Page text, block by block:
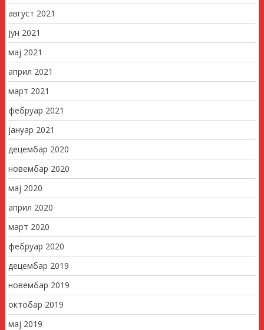
август 2021
јун 2021
мај 2021
април 2021
март 2021
фебруар 2021
јануар 2021
децембар 2020
новембар 2020
мај 2020
април 2020
март 2020
фебруар 2020
децембар 2019
новембар 2019
октобар 2019
мај 2019